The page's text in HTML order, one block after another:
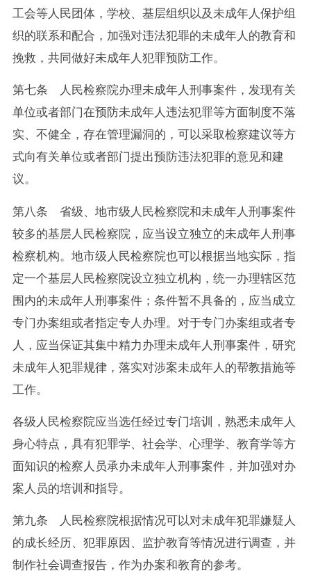
工会等人民团体，学校、基层组织以及未成年人保护组
织的联系和配合，加强对违法犯罪的未成年人的教育和
挽救，共同做好未成年人犯罪预防工作。
第七条 人民检察院办理未成年人刑事案件，发现有关
单位或者部门在预防未成年人违法犯罪等方面制度不落
实、不健全，存在管理漏洞的，可以采取检察建议等方
式向有关单位或者部门提出预防违法犯罪的意见和建
议。
第八条 省级、地市级人民检察院和未成年人刑事案件
较多的基层人民检察院，应当设立独立的未成年人刑事
检察机构。地市级人民检察院也可以根据当地实际，指
定一个基层人民检察院设立独立机构，统一办理辖区范
围内的未成年人刑事案件；条件暂不具备的，应当成立
专门办案组或者指定专人办理。对于专门办案组或者专
人，应当保证其集中精力办理未成年人刑事案件，研究
未成年人犯罪规律，落实对涉案未成年人的帮教措施等
工作。
各级人民检察院应当选任经过专门培训，熟悉未成年人
身心特点，具有犯罪学、社会学、心理学、教育学等方
面知识的检察人员承办未成年人刑事案件，并加强对办
案人员的培训和指导。
第九条 人民检察院根据情况可以对未成年犯罪嫌疑人
的成长经历、犯罪原因、监护教育等情况进行调查，并
制作社会调查报告，作为办案和教育的参考。